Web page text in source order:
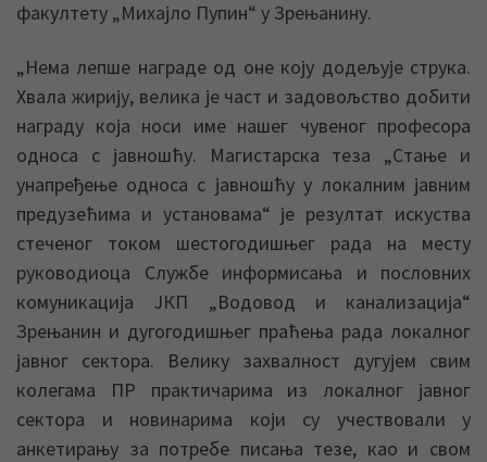
факултету „Михајло Пупин“ у Зрењанину.
„Нема лепше награде од оне коју додељује струка.
Хвала жирију, велика је част и задовољство добити
награду која носи име нашег чувеног професора
односа с јавношћу. Магистарска теза „Стање и
унапређење односа с јавношћу у локалним јавним
предузећима и установама“ је резултат искуства
стеченог током шестогодишњег рада на месту
руководиоца Службе информисања и пословних
комуникација ЈКП „Водовод и канализација“
Зрењанин и дугогодишњег праћења рада локалног
јавног сектора. Велику захвалност дугујем свим
колегама ПР практичарима из локалног јавног
сектора и новинарима који су учествовали у
анкетирању за потребе писања тезе, као и свом